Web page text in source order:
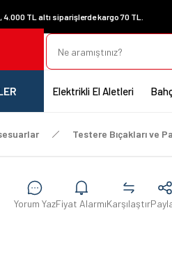
TL altı siparişlerde kargo 70 TL.
Elektrikli El Aletleri
Testere Bıçakları ve
Yorum YazFiyat AlarmıKarşılaştır